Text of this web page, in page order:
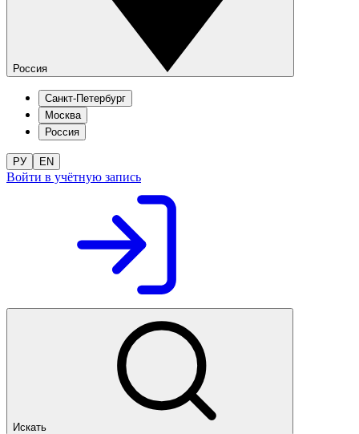
Россия
Санкт-Петербург
Москва
Россия
РУ EN
Войти в учётную запись
Искать